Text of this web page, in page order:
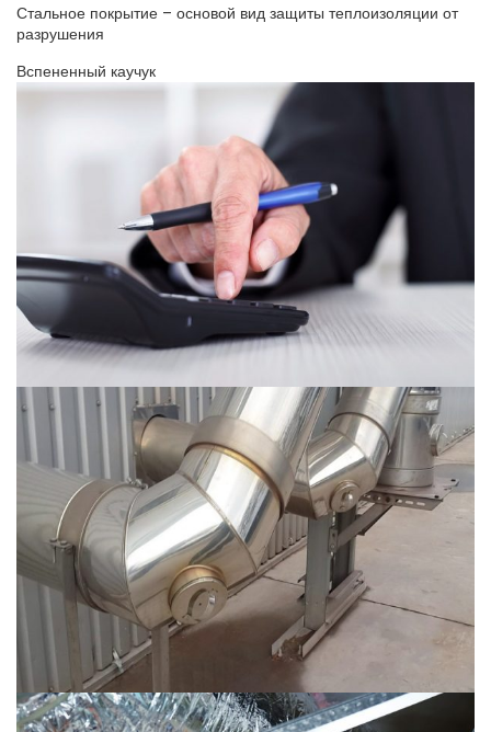
Стальное покрытие – основой вид защиты теплоизоляции от
разрушения
Вспененный каучук